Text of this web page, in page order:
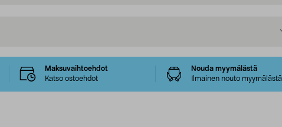
Maksuvaihtoehdot
Katso ostoehdot
Nouda myymälästä
Ilmainen nouto myymälästä